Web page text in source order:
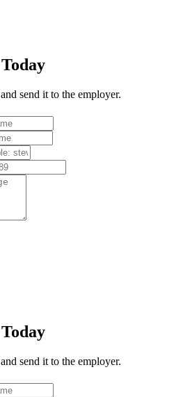
send it to the employer.
send it to the employer.